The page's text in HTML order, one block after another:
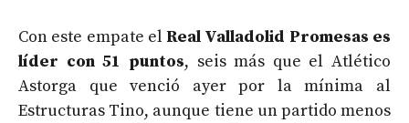
Con este empate el Real Valladolid Promesas es
líder con 51 puntos, seis más que el Atlético
Astorga que venció ayer por la mínima al
Estructuras Tino, aunque tiene un partido menos